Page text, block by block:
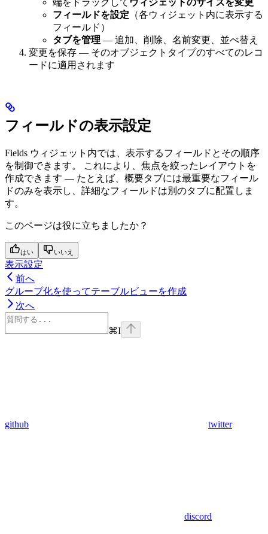
端をドラッグして ウィジェットのサイズを変更
フィールドを設定 （各ウィジェット内に表示する
フィールド）
タブを管理 — 追加、削除、名前変更、並べ替え
変更を保存 — そのオブジェクトタイプのすべてのレコ
ードに適用されます
フィールドの表示設定
Fields ウィジェット内では、表示するフィールドとその順序
を制御できます。 これにより、焦点を絞ったレイアウトを
作成できます — たとえば、概要タブには最重要なフィール
ドのみを表示し、詳細なフィールドは別のタブに配置しま
す。
このページは役に立ちましたか？
はい いいえ
表示設定
前へ
グループ化を使ってテーブルビューを作成
次へ
⌘I
github twitter
discord